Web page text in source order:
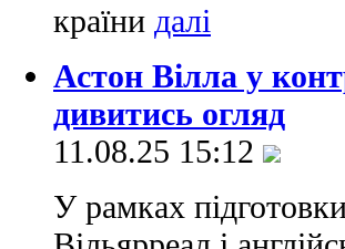
країни
Астон Вілла у
дивитись огляд
11.08.25 15:12
У рамках